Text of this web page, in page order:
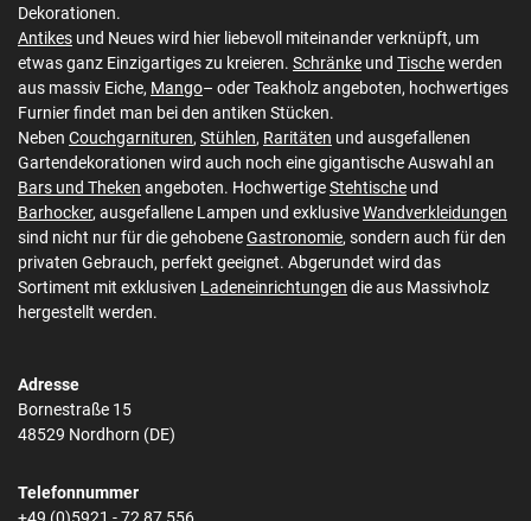
Dekorationen.
Antikes und Neues wird hier liebevoll miteinander verknüpft, um
etwas ganz Einzigartiges zu kreieren. Schränke und Tischewerden
aus massiv Eiche, Mango– oder Teakholz angeboten, hochwertiges
Furnier findet man bei den antiken Stücken.
Neben Couchgarnituren, Stühlen, Raritäten und ausgefallenen
Gartendekorationen wird auch noch eine gigantische Auswahl an
Bars und Theken angeboten. HochwertigeStehtische und
Barhocker, ausgefallene Lampen und exklusiveWandverkleidungen
sind nicht nur für die gehobeneGastronomie, sondern auch für den
privaten Gebrauch, perfekt geeignet. Abgerundet wird das
Sortiment mit exklusiven Ladeneinrichtungen die aus Massivholz
hergestellt werden.
Adresse
Bornestraße 15
48529 Nordhorn (DE)
Telefonnummer